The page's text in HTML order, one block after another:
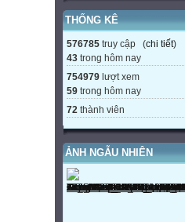
THỐNG KÊ
576785 truy cập (chi tiết)
43 trong hôm nay
754979 lượt xem
59 trong hôm nay
72 thành viên
ẢNH NGẪU NHIÊN